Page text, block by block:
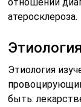
атеросклероза.
Этиология
Этиология
быть: